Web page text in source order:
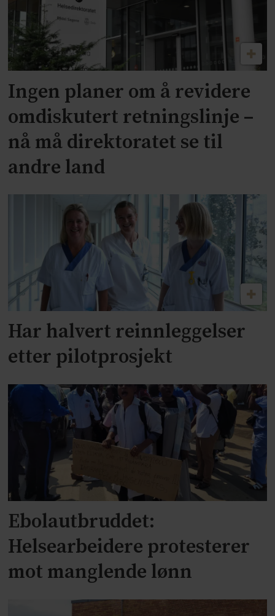
Ingen planer om å revidere
omdiskutert retningslinje –
nå må direktoratet se til
andre land
Har halvert reinnleggelser
etter pilotprosjekt
Ebolautbruddet:
Helsearbeidere protesterer
mot manglende lønn